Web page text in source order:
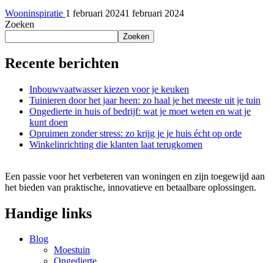
Wooninspiratie 1 februari 20241 februari 2024
Zoeken
Zoeken
Recente berichten
Inbouwvaatwasser kiezen voor je keuken
Tuinieren door het jaar heen: zo haal je het meeste uit je tuin
Ongedierte in huis of bedrijf: wat je moet weten en wat je
kunt doen
Opruimen zonder stress: zo krijg je je huis écht op orde
Winkelinrichting die klanten laat terugkomen
Een passie voor het verbeteren van woningen en zijn toegewijd aan
het bieden van praktische, innovatieve en betaalbare oplossingen.
Handige links
Blog
Moestuin